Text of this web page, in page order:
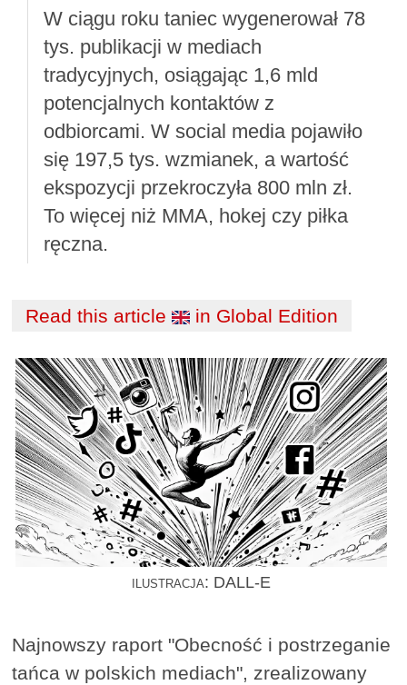
W ciągu roku taniec wygenerował 78
tys. publikacji w mediach
tradycyjnych, osiągając 1,6 mld
potencjalnych kontaktów z
odbiorcami. W social media pojawiło
się 197,5 tys. wzmianek, a wartość
ekspozycji przekroczyła 800 mln zł.
To więcej niż MMA, hokej czy piłka
ręczna.
Read this article in Global Edition
ilustracja: DALL-E
Najnowszy raport "Obecność i postrzeganie
tańca w polskich mediach", zrealizowany